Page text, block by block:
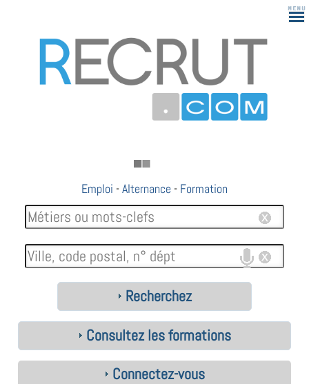
Emploi -Alternance - Formation
Recherchez
Consultez les formations
Connectez-vous